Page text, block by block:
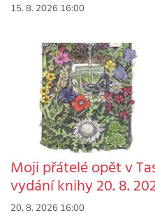
15. 8. 2026 16:00
20. 8. 2026 16:00
Moji přátelé opět v
vydání knihy 20. 8.